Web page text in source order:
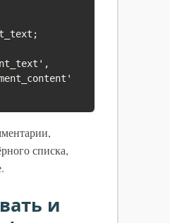
списка,
и